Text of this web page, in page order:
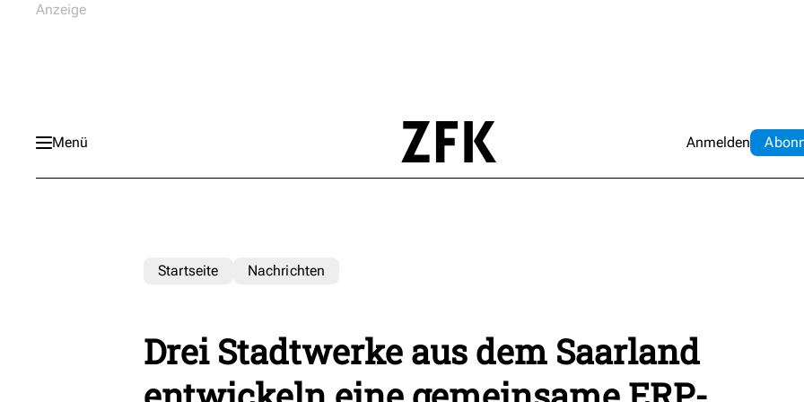
Menü Anmelden Abo
Startseite Nachrichten
Drei Stadtwerke aus dem Saarland